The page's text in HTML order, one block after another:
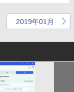
2019年01月